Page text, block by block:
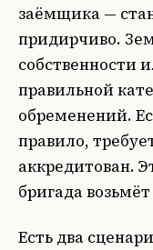
заёмщика —
придирчиво.
собственности
правильной
обременений.
правило,
аккредитован.
бригада
Есть два